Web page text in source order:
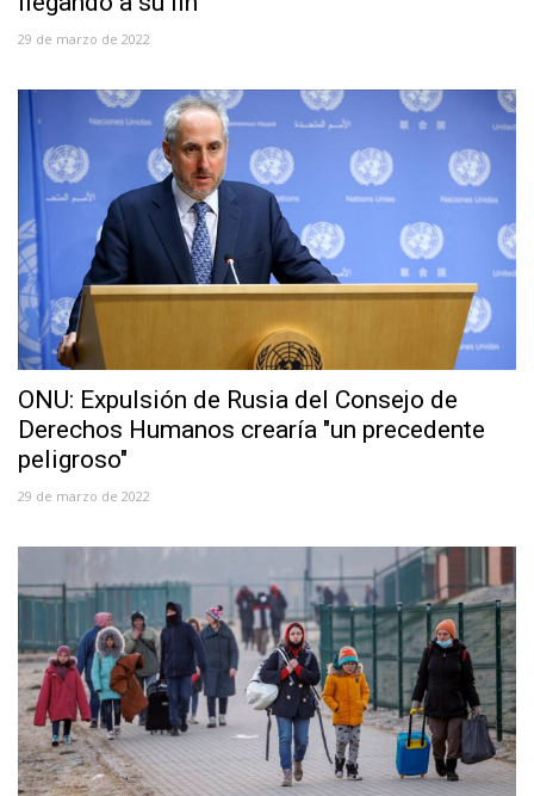
29 de marzo de 2022
ONU: Expulsión de Rusia del Consejo de
Derechos Humanos crearía "un precedente
peligroso"
29 de marzo de 2022